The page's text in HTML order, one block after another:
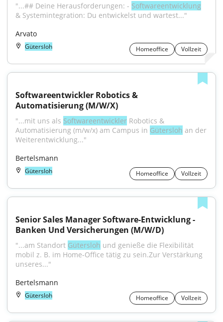
"...## Deine Herausforderungen: - Softwareentwicklung
& Systemintegration: Du entwickelst und wartest..."
Arvato
Gütersloh Homeoffice Vollzeit
Softwareentwickler Robotics &
Automatisierung (M/W/X)
"...mit uns als Softwareentwickler Robotics &
Automatisierung (m/w/x) am Campus in Gütersloh an der
Weiterentwicklung..."
Bertelsmann
Gütersloh Homeoffice Vollzeit
Senior Sales Manager Software-Entwicklung -
Banken Und Versicherungen (M/W/D)
"...am Standort Gütersloh und genieße die Flexibilität
mobil z. B. im Home-Office tätig zu sein.Zur Verstärkung
unseres..."
Bertelsmann
Gütersloh Homeoffice Vollzeit